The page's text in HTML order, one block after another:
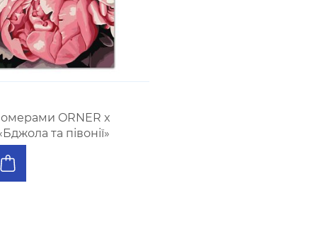
ORNER x
та півонії»